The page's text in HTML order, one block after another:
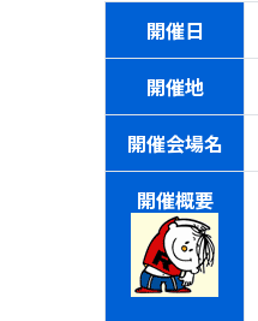
開催日
開催地
開催会場名
開催概要